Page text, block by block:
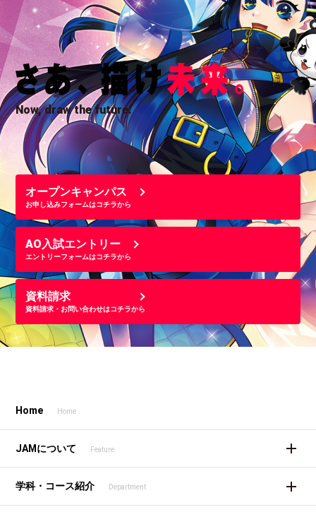
Now, draw the future.
オープンキャンパス
お申し込みフォームはコチラから
AO入試エントリー
エントリーフォームはコチラから
資料請求
資料請求・お問い合わせはコチラから
Home Home
JAMについて Feature
学科・コース紹介 Department